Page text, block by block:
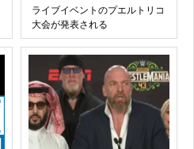
ライブイベントのプエルトリコ
大会が発表される